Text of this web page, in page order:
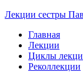
Лекции сестры
Главная
Лекции
Циклы
Реколлекции